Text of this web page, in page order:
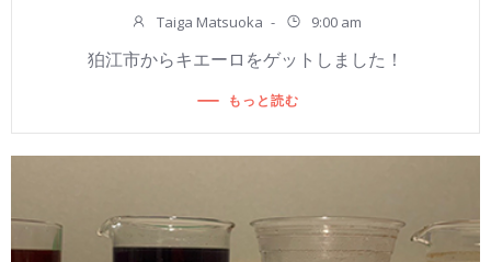
Taiga Matsuoka - 9:00 am
狛江市からキエーロをゲットしました！
もっと読む